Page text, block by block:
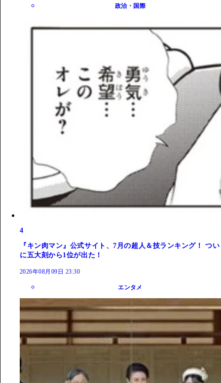
政治・国際
4
『キン肉マン』公式サイト、7月の超人＆技ランキング！ つい
に五大刻から1位が出た！
2026年08月09日 23:30
エンタメ